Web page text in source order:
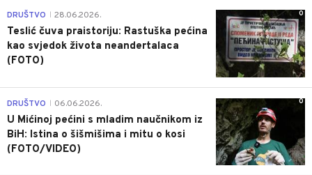
0
DRUŠTVO 28.06.2026.
Teslić čuva praistoriju: Rastuška pećina
kao svjedok života neandertalaca
(FOTO)
0
DRUŠTVO 06.06.2026.
U Mićinoj pećini s mladim naučnikom iz
BiH: Istina o šišmišima i mitu o kosi
(FOTO/VIDEO)